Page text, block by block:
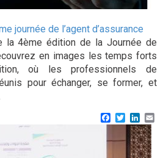
journée de l’agent d’assurance
la 4ème édition de la Journée de
en images les temps forts
où les professionnels de
pour échanger, se former, et
Facebook
Twitter